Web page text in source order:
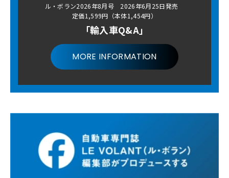
ル・ボラン2026年8月号 2026年6月25日発売
定価1,599円（本体1,454円）
「輸入車Q&A」
MORE INFORMATION